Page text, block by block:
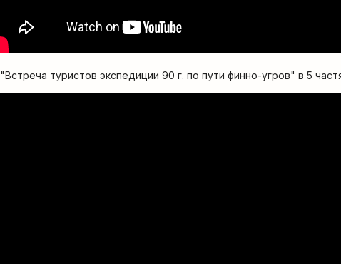
"Встреча туристов экспедиции 90 г. по пути финно-угров" в 5